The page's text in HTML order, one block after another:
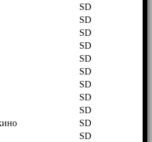
SD
SD
SD
SD
SD
SD
SD
SD
SD
SD
SD